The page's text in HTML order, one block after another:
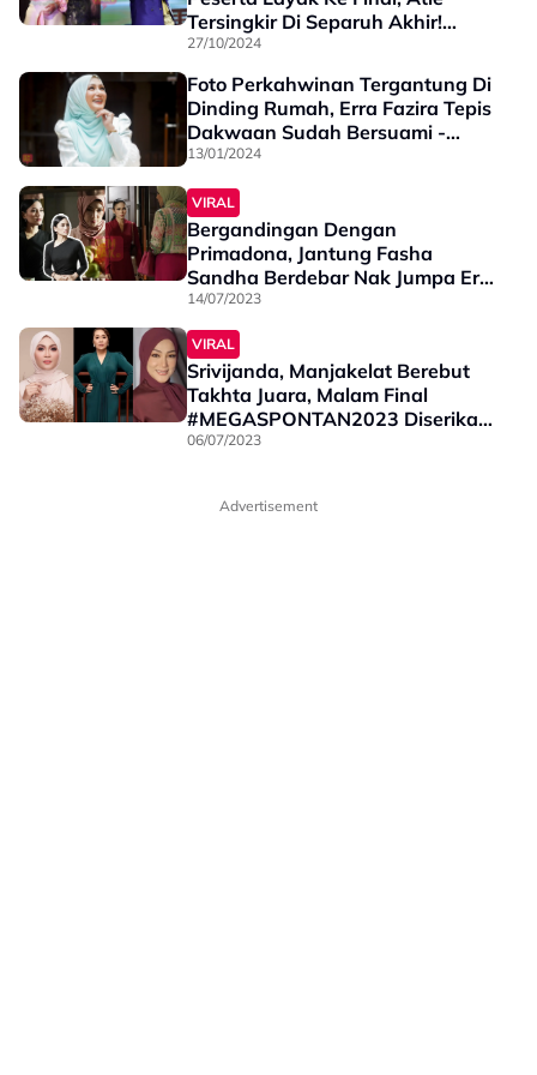
Tersingkir Di Separuh Akhir!
Semak Markah Penuh Di Sini
27/10/2024
Foto Perkahwinan Tergantung Di
Dinding Rumah, Erra Fazira Tepis
Dakwaan Sudah Bersuami -
"Saya Masih …”
13/01/2024
VIRAL
Bergandingan Dengan
Primadona, Jantung Fasha
Sandha Berdebar Nak Jumpa Erra
Fazira - “Satu Family Tahu Sejak
Di Bangku Sekolah Memang…”
14/07/2023
VIRAL
Srivijanda, Manjakelat Berebut
Takhta Juara, Malam Final
#MEGASPONTAN2023 Diserikan
Dengan Persembahan 3 Diva
06/07/2023
Advertisement